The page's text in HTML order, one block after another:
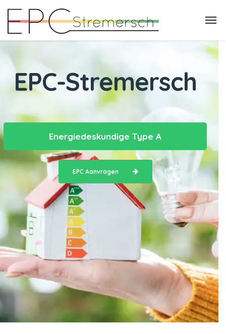
EPC-Stremersch
Energiedeskundige Type A
EPC Aanvragen